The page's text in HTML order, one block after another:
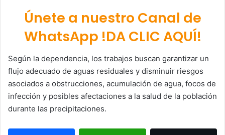
Únete a nuestro Canal de
WhatsApp !DA CLIC AQUÍ!
Según la dependencia, los trabajos buscan garantizar un
flujo adecuado de aguas residuales y disminuir riesgos
asociados a obstrucciones, acumulación de agua, focos de
infección y posibles afectaciones a la salud de la población
durante las precipitaciones.